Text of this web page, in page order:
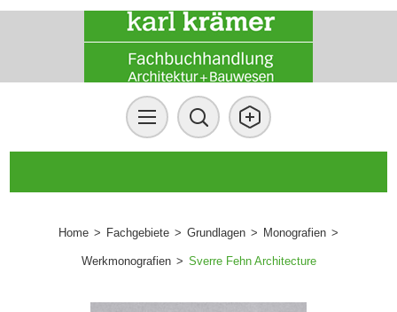
Home > Fachgebiete > Grundlagen > Monografien >
Werkmonografien > Sverre Fehn Architecture